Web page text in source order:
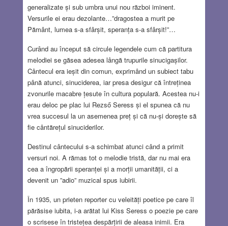
generalizate și sub umbra unui nou război iminent.
Versurile ei erau dezolante…”dragostea a murit pe
Pământ, lumea s-a sfârșit, speranța s-a sfârșit!”…
Curând au început să circule legendele cum că partitura
melodiei se găsea adesea lângă trupurile sinucigașilor.
Cântecul era ieșit din comun, exprimând un subiect tabu
până atunci, sinuciderea, iar presa desigur că întreținea
zvonurile macabre țesute în cultura populară. Acestea nu-i
erau deloc pe plac lui Rezső Seress și el spunea că nu
vrea succesul la un asemenea preț și că nu-și dorește să
fie cântărețul sinuciderilor.
Destinul cântecului s-a schimbat atunci când a primit
versuri noi. A rămas tot o melodie tristă, dar nu mai era
cea a îngropării speranței și a morții umanității, ci a
devenit un ”adio” muzical spus iubirii.
În 1935, un prieten reporter cu veleități poetice pe care îl
părăsise iubita, i-a arătat lui Kiss Seress o poezie pe care
o scrisese în tristețea despărțirii de aleasa inimii. Era